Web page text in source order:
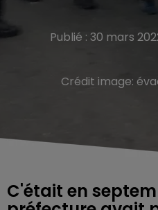
Publié : 30 mars
Crédit image:
C'était en